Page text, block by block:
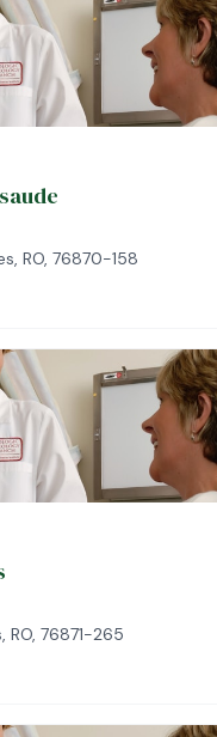
RO, 76870-158
RO, 76871-265